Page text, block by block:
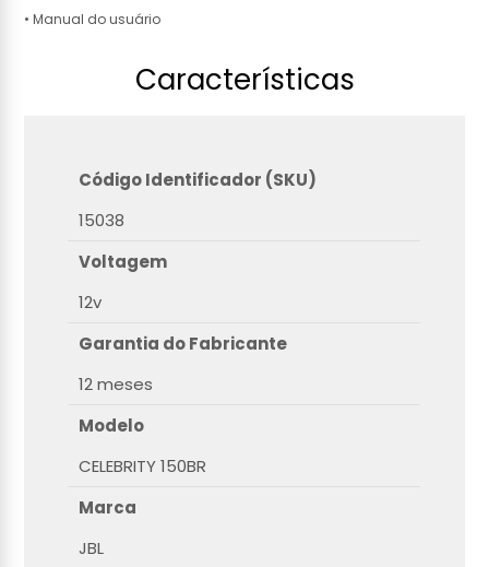
• Manual do usuário
Características
Código Identificador (SKU)
15038
Voltagem
12v
Garantia do Fabricante
12 meses
Modelo
CELEBRITY 150BR
Marca
JBL